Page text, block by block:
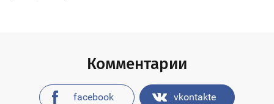
Комментарии
facebook vkontakte